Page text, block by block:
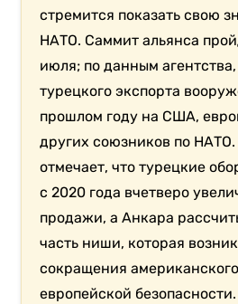
стремится показать свою
НАТО. Саммит альянса
июля; по данным
турецкого экспорта
прошлом году на США,
других союзников по
отмечает, что турецкие
с 2020 года вчетверо
продажи, а Анкара
часть ниши, которая
сокращения
европейской безопасности.